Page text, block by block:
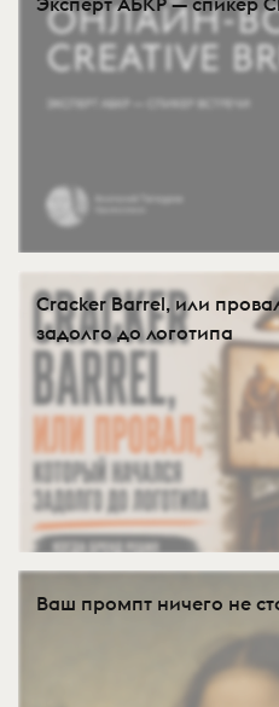
Cracker Barrel, или
задолго до логотипа
Ваш промпт ничего не